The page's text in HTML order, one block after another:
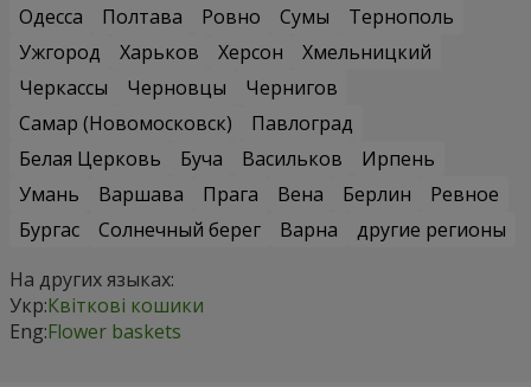
Одесса
Полтава Ровно Сумы
Тернополь
Ужгород
Харьков Херсон
Хмельницкий
Черкассы
Черновцы
Чернигов
Самар (Новомосковск)
Павлоград
Белая Церковь
Буча Васильков
Ирпень
Умань
Варшава Прага Вена Берлин
Ревное
Бургас
Солнечный берег Варна
другие регионы
На других языках:
Укр:Квіткові кошики
Eng:Flower baskets